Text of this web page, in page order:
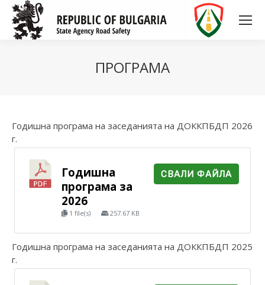
ПРОГРАМА
Годишна програма на заседанията на ДОККПБДП 2026
г.
Годишна
програма за
2026
1 file(s) 257.67 KB
СВАЛИ ФАЙЛА
Годишна програма на заседанията на ДОККПБДП 2025
г.